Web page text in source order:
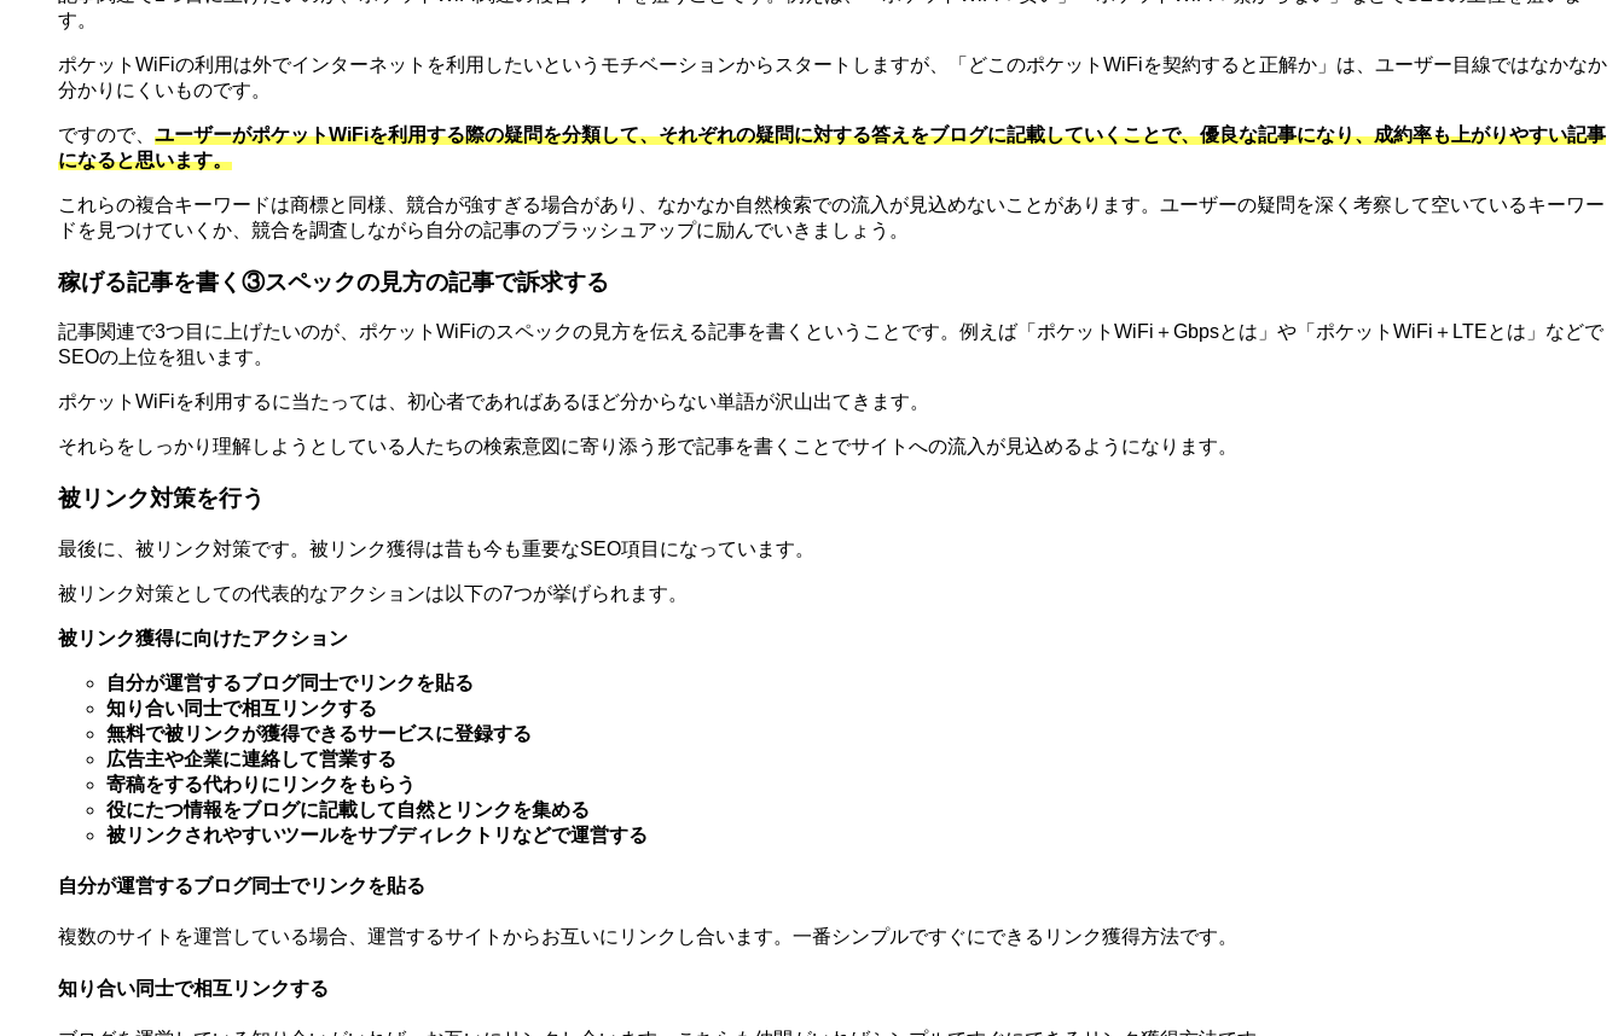
す。
ポケットWiFiの利用は外でインターネットを利用したいというモチベーションからスタートしますが、「どこのポケットWiFiを契約すると正解か」は、ユーザー目線ではなかなか
分かりにくいものです。
ですので、 ユーザーがポケットWiFiを利用する際の疑問を分類して、それぞれの疑問に対する答えをブログに記載していくことで、優良な記事になり、成約率も上がりやすい記事
になると思います。
これらの複合キーワードは商標と同様、競合が強すぎる場合があり、なかなか自然検索での流入が見込めないことがあります。ユーザーの疑問を深く考察して空いているキーワー
ドを見つけていくか、競合を調査しながら自分の記事のブラッシュアップに励んでいきましょう。
稼げる記事を書く③スペックの見方の記事で訴求する
記事関連で3つ目に上げたいのが、ポケットWiFiのスペックの見方を伝える記事を書くということです。例えば「ポケットWiFi＋Gbpsとは」や「ポケットWiFi＋LTEとは」などで
SEOの上位を狙います。
ポケットWiFiを利用するに当たっては、初心者であればあるほど分からない単語が沢山出てきます。
それらをしっかり理解しようとしている人たちの検索意図に寄り添う形で記事を書くことでサイトへの流入が見込めるようになります。
被リンク対策を行う
最後に、被リンク対策です。被リンク獲得は昔も今も重要なSEO項目になっています。
被リンク対策としての代表的なアクションは以下の7つが挙げられます。
被リンク獲得に向けたアクション
自分が運営するブログ同士でリンクを貼る
知り合い同士で相互リンクする
無料で被リンクが獲得できるサービスに登録する
広告主や企業に連絡して営業する
寄稿をする代わりにリンクをもらう
役にたつ情報をブログに記載して自然とリンクを集める
被リンクされやすいツールをサブディレクトリなどで運営する
自分が運営するブログ同士でリンクを貼る
複数のサイトを運営している場合、運営するサイトからお互いにリンクし合います。一番シンプルですぐにできるリンク獲得方法です。
知り合い同士で相互リンクする